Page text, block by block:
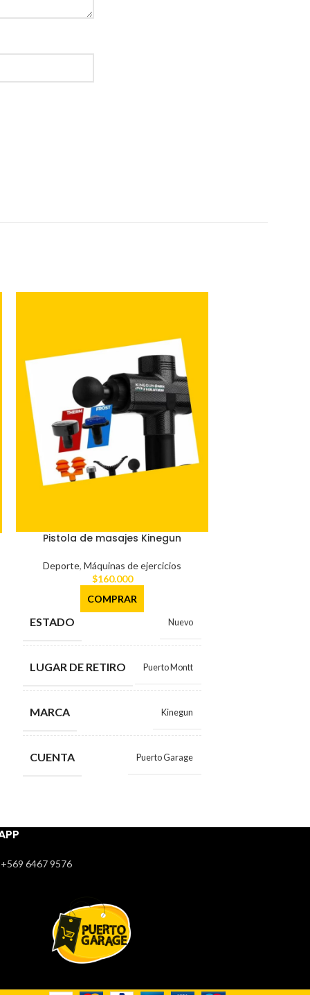
Pistola de masajes Kinegun
Deporte, Máquinas de ejercicios
$160.000
COMPRAR
ESTADO Nuevo
LUGAR DE RETIRO Puerto Montt
MARCA Kinegun
CUENTA Puerto Garage
+569 6467 9576